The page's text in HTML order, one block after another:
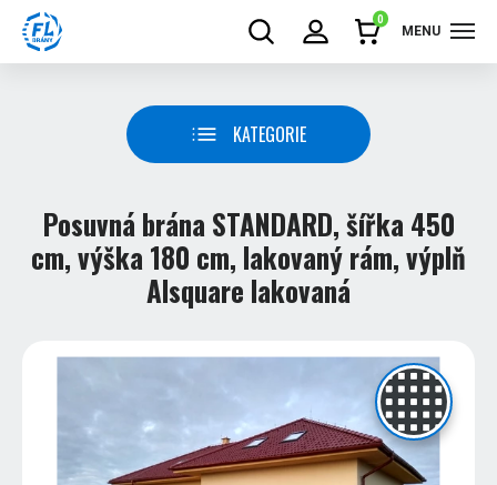
0
MENU
KATEGORIE
Posuvná brána STANDARD, šířka 450
cm, výška 180 cm, lakovaný rám, výplň
Alsquare lakovaná